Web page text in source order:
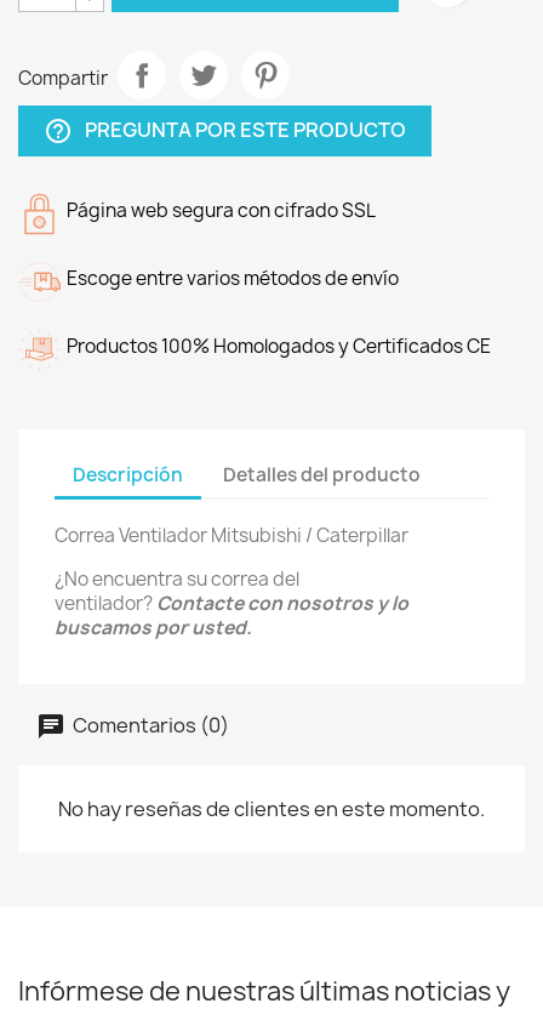
Compartir
help_outline PREGUNTA POR ESTE PRODUCTO
Página web segura con cifrado SSL
Escoge entre varios métodos de envío
Productos 100% Homologados y Certificados CE
Descripción Detalles del producto
Correa Ventilador Mitsubishi / Caterpillar
¿No encuentra su correa del
ventilador? Contacte con nosotros y lo
buscamos por usted.
Comentarios (0)
No hay reseñas de clientes en este momento.
Infórmese de nuestras últimas noticias y